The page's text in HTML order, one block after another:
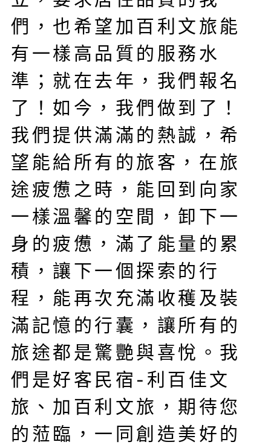
們，也希望加百利文旅能
有一樣高品質的服務水
準；就在去年，我們報名
了！如今，我們做到了！
我們提供滿滿的熱誠，希
望能給所有的旅客，在旅
途疲憊之時，能回到向家
一樣溫馨的空間，卸下一
身的疲憊，滿了能量的累
積，讓下一個探索的行
程，能再次充滿收穫及裝
滿記憶的行囊，讓所有的
旅途都是驚艷與喜悅。我
們是好客民宿-利百佳文
旅、加百利文旅，期待您
的蒞臨，一同創造美好的